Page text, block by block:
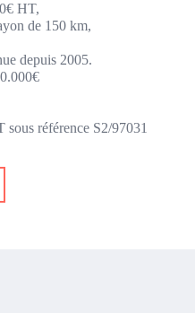
HT,
de 150 km,
depuis 2005.
référence S2/97031